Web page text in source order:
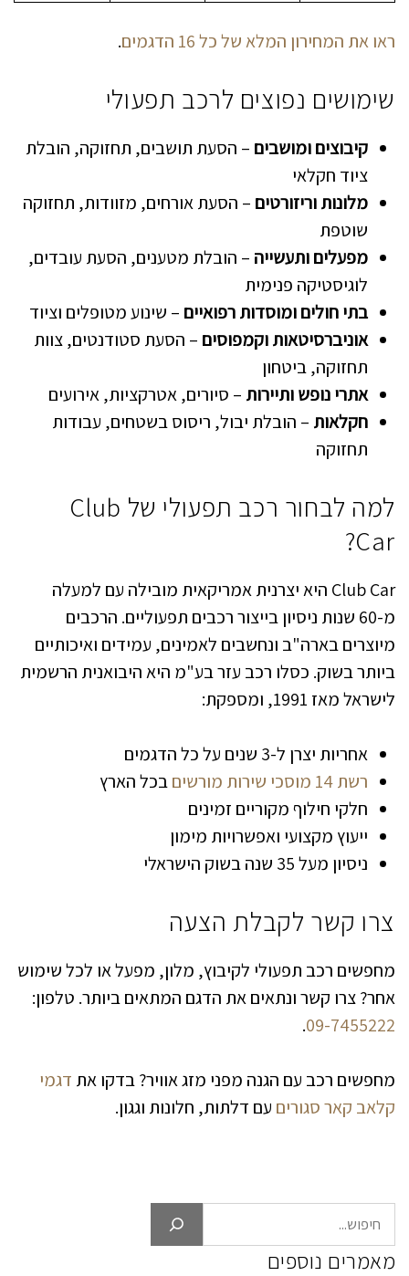
ראו את המחירון המלא של כל 16 הדגמים .
שימושים נפוצים לרכב תפעולי
קיבוצים ומושבים – הסעת תושבים, תחזוקה, הובלת
ציוד חקלאי
מלונות וריזורטים – הסעת אורחים, מזוודות, תחזוקה
שוטפת
מפעלים ותעשייה – הובלת מטענים, הסעת עובדים,
לוגיסטיקה פנימית
בתי חולים ומוסדות רפואיים – שינוע מטופלים וציוד
אוניברסיטאות וקמפוסים – הסעת סטודנטים, צוות
תחזוקה, ביטחון
אתרי נופש ותיירות – סיורים, אטרקציות, אירועים
חקלאות – הובלת יבול, ריסוס בשטחים, עבודות
תחזוקה
למה לבחור רכב תפעולי של Club
Car?
Club Car היא יצרנית אמריקאית מובילה עם למעלה
מ-60 שנות ניסיון בייצור רכבים תפעוליים. הרכבים
מיוצרים בארה"ב ונחשבים לאמינים, עמידים ואיכותיים
ביותר בשוק. כסלו רכב עזר בע"מ היא היבואנית הרשמית
לישראל מאז 1991, ומספקת:
אחריות יצרן ל-3 שנים על כל הדגמים
רשת 14 מוסכי שירות מורשים
בכל הארץ
חלקי חילוף מקוריים זמינים
ייעוץ מקצועי ואפשרויות מימון
ניסיון מעל 35 שנה בשוק הישראלי
צרו קשר לקבלת הצעה
מחפשים רכב תפעולי לקיבוץ, מלון, מפעל או לכל שימוש
אחר? צרו קשר ונתאים את הדגם המתאים ביותר. טלפון:
09-7455222
.
מחפשים רכב עם הגנה מפני מזג אוויר? בדקו את דגמי
קלאב קאר סגורים עם דלתות, חלונות וגגון.
חיפוש
מאמרים נוספים